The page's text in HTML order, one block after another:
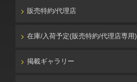
販売特約/代理店
在庫/入荷予定(販売特約/代理店専用)
掲載ギャラリー